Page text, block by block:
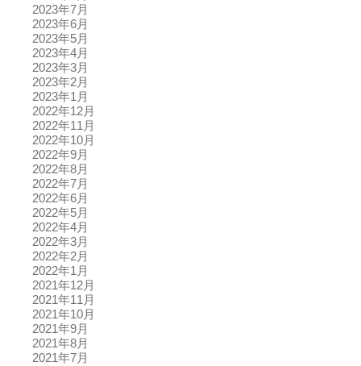
2023年7月
2023年6月
2023年5月
2023年4月
2023年3月
2023年2月
2023年1月
2022年12月
2022年11月
2022年10月
2022年9月
2022年8月
2022年7月
2022年6月
2022年5月
2022年4月
2022年3月
2022年2月
2022年1月
2021年12月
2021年11月
2021年10月
2021年9月
2021年8月
2021年7月